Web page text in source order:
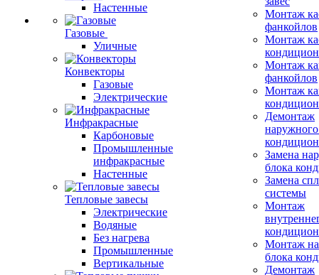
Настенные
Газовые
Уличные
Конвекторы
Газовые
Электрические
Инфракрасные
Карбоновые
Промышленные
инфракрасные
Настенные
Тепловые завесы
Электрические
Водяные
Без нагрева
Промышленные
Вертикальные
Монтаж
фанкойлов
Монтаж
Монтаж
фанкойлов
Монтаж
Демонтаж
Замена
блока
Замена
системы
Монтаж
Монтаж
блока
Демонтаж